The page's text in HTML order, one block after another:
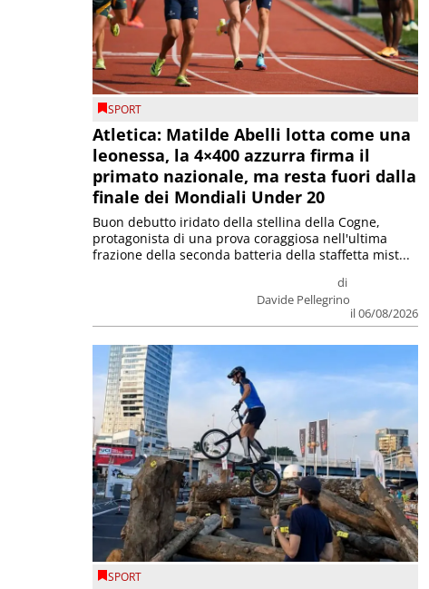
SPORT
Atletica: Matilde Abelli lotta come una
leonessa, la 4×400 azzurra firma il
primato nazionale, ma resta fuori dalla
finale dei Mondiali Under 20
di
Davide Pellegrino
il 06/08/2026
Buon debutto iridato della stellina della Cogne,
protagonista di una prova coraggiosa nell'ultima
frazione della seconda batteria della staffetta mist...
SPORT